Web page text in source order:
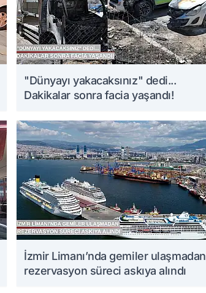
"Dünyayı yakacaksınız" dedi...
Dakikalar sonra facia yaşandı!
İzmir Limanı’nda gemiler ulaşmadan
rezervasyon süreci askıya alındı